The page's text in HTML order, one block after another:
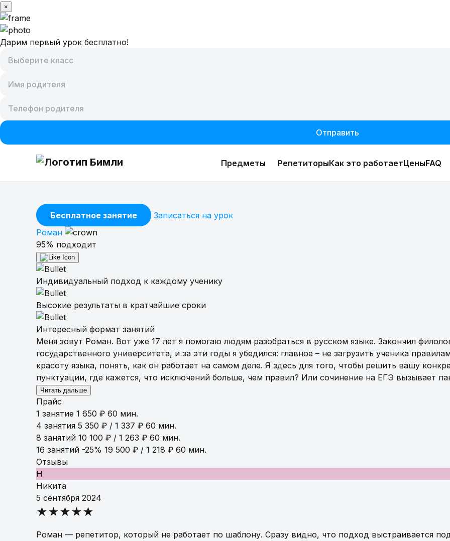
×
Дарим первый урок бесплатно!
Отправить
Предметы РепетиторыКак это работаетЦеныFAQ
Репетиторы
Как это работает
Цены
Пробное занятие
-100%
Бесплатное занятие
Записаться на урок
Роман
95% подходит
Индивидуальный подход к каждому ученику
Высокие результаты в кратчайшие сроки
Интересный формат занятий
Меня зовут Роман. Вот уже 17 лет я помогаю людям разобраться в русском языке. Закончил
государственного университета, и за эти годы я убедился: главное – не загрузить ученика
красоту языка, понять, как он работает на самом деле. Я здесь для того, чтобы решить вашу
пунктуации, где кажется, что исключений больше, чем правил? Или сочинение на ЕГЭ вызывает
Читать дальше
Прайс
1 занятие 1 650 ₽ 60 мин.
4 занятия 5 350 ₽ / 1 337 ₽ 60 мин.
8 занятий 10 100 ₽ / 1 263 ₽ 60 мин.
16 занятий -25% 19 500 ₽ / 1 218 ₽ 60 мин.
Отзывы
Н
Никита
5 сентября 2024
★★★★★
Роман — репетитор, который не работает по шаблону. Сразу видно, что подход выстраивается